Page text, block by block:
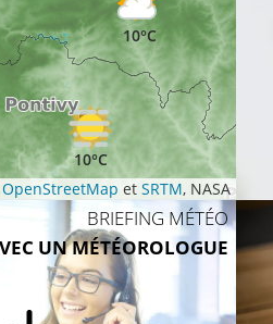
9°C
10°C
10°C
OpenStreetMap et SRTM, NASA
BRIEFING MÉTÉO
UN MÉTÉOROLOGUE